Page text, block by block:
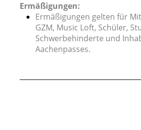
Ermäßigungen:
Ermäßigungen gelten für
GZM, Music Loft, Schüler,
Schwerbehinderte und
Aachenpasses.